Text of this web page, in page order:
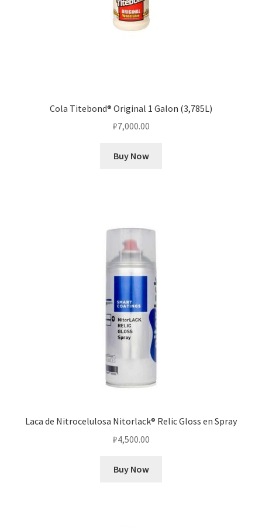
Cola Titebond® Original 1 Galon (3,785L)
₽7,000.00
Buy Now
Laca de Nitrocelulosa Nitorlack® Relic Gloss en Spray
₽4,500.00
Buy Now